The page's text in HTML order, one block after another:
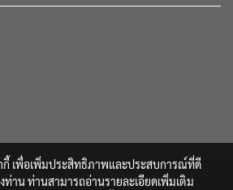
Supply Service Co., Ltd. All Rights Reserved.
กี้ เพื่อเพิ่มประสิทธิภาพและประสบการณ์ที่ดี
ท่าน ท่านสามารถอ่านรายละเอียดเพิ่มเติม